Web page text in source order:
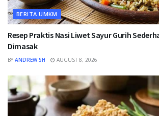
BERITA UMKM
Resep Praktis Nasi Liwet Sayur Gurih
Dimasak
BY ANDREW SH AUGUST 8, 2026